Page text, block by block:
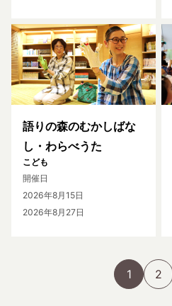
語りの森のむかしばな
し・わらべうた
こども
開催日
2026年8月15日
2026年8月27日
1 2